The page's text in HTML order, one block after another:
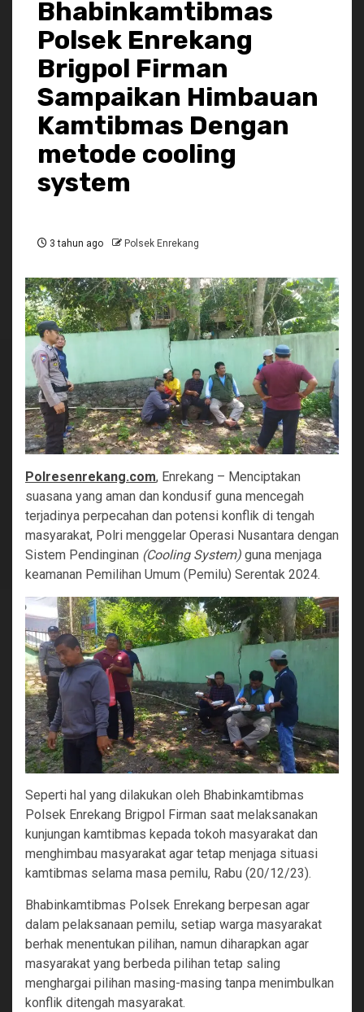
Bhabinkamtibmas
Polsek Enrekang
Brigpol Firman
Sampaikan Himbauan
Kamtibmas Dengan
metode cooling
system
3 tahun ago Polsek Enrekang
Polresenrekang.com, Enrekang – Menciptakan
suasana yang aman dan kondusif guna mencegah
terjadinya perpecahan dan potensi konflik di tengah
masyarakat, Polri menggelar Operasi Nusantara dengan
Sistem Pendinginan (Cooling System) guna menjaga
keamanan Pemilihan Umum (Pemilu) Serentak 2024.
Seperti hal yang dilakukan oleh Bhabinkamtibmas
Polsek Enrekang Brigpol Firman saat melaksanakan
kunjungan kamtibmas kepada tokoh masyarakat dan
menghimbau masyarakat agar tetap menjaga situasi
kamtibmas selama masa pemilu, Rabu (20/12/23).
Bhabinkamtibmas Polsek Enrekang berpesan agar
dalam pelaksanaan pemilu, setiap warga masyarakat
berhak menentukan pilihan, namun diharapkan agar
masyarakat yang berbeda pilihan tetap saling
menghargai pilihan masing-masing tanpa menimbulkan
konflik ditengah masyarakat.